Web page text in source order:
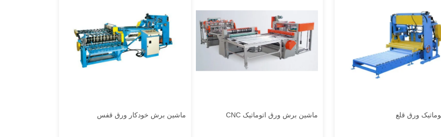
ورق قلع ماشین برش ورق اتوماتیک CNC ماشین برش خودکار ورق قفس